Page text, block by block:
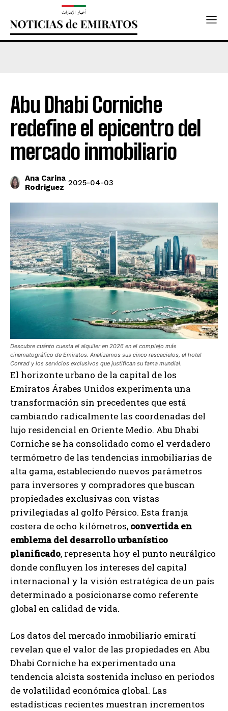
Abu Dhabi Corniche
redefine el epicentro del
mercado inmobiliario
Ana Carina
Rodriguez 2025-04-03
Descubre cuánto cuesta el alquiler en 2026 en el complejo más
cinematográfico de Emiratos. Analizamos sus cinco rascacielos, el hotel
Conrad y los servicios exclusivos que justifican su fama mundial.
El horizonte urbano de la capital de los
Emiratos Árabes Unidos experimenta una
transformación sin precedentes que está
cambiando radicalmente las coordenadas del
lujo residencial en Oriente Medio. Abu Dhabi
Corniche se ha consolidado como el verdadero
termómetro de las tendencias inmobiliarias de
alta gama, estableciendo nuevos parámetros
para inversores y compradores que buscan
propiedades exclusivas con vistas
privilegiadas al golfo Pérsico. Esta franja
costera de ocho kilómetros, convertida en
emblema del desarrollo urbanístico
planificado, representa hoy el punto neurálgico
donde confluyen los intereses del capital
internacional y la visión estratégica de un país
determinado a posicionarse como referente
global en calidad de vida.
Los datos del mercado inmobiliario emiratí
revelan que el valor de las propiedades en Abu
Dhabi Corniche ha experimentado una
tendencia alcista sostenida incluso en periodos
de volatilidad económica global. Las
estadísticas recientes muestran incrementos